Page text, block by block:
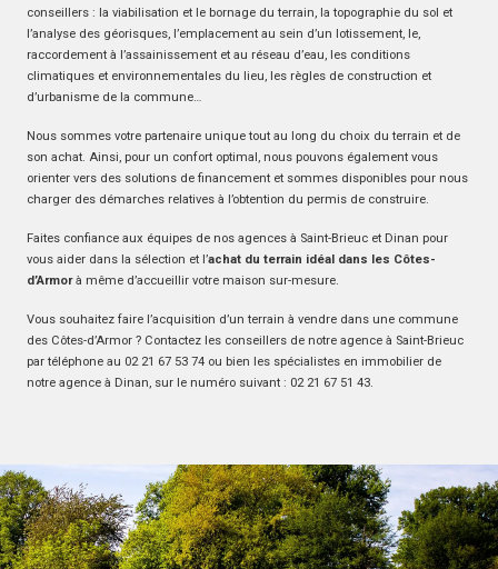
conseillers : la viabilisation et le bornage du terrain, la topographie du sol et
l’analyse des géorisques, l’emplacement au sein d’un lotissement, le,
raccordement à l’assainissement et au réseau d’eau, les conditions
climatiques et environnementales du lieu, les règles de construction et
d’urbanisme de la commune…
Nous sommes votre partenaire unique tout au long du choix du terrain et de
son achat. Ainsi, pour un confort optimal, nous pouvons également vous
orienter vers des solutions de financement et sommes disponibles pour nous
charger des démarches relatives à l’obtention du permis de construire.
Faites confiance aux équipes de nos agences à Saint-Brieuc et Dinan pour
vous aider dans la sélection et l’achat du terrain idéal dans les Côtes-
d’Armorà même d’accueillir votre maison sur-mesure.
Vous souhaitez faire l’acquisition d’un terrain à vendre dans une commune
des Côtes-d’Armor ? Contactez les conseillers de notre agence à Saint-Brieuc
par téléphone au 02 21 67 53 74 ou bien les spécialistes en immobilier de
notre agence à Dinan, sur le numéro suivant : 02 21 67 51 43.